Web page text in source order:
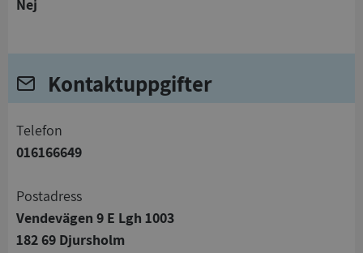
Nej
Kontaktuppgifter
telefon
016166649
Postadress
Vendevägen 9 E Lgh 1003
182 69 Djursholm